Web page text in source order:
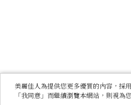
美麗佳人為提供您更多優質的內容，採
「我同意」而繼續瀏覽本網站，則視為